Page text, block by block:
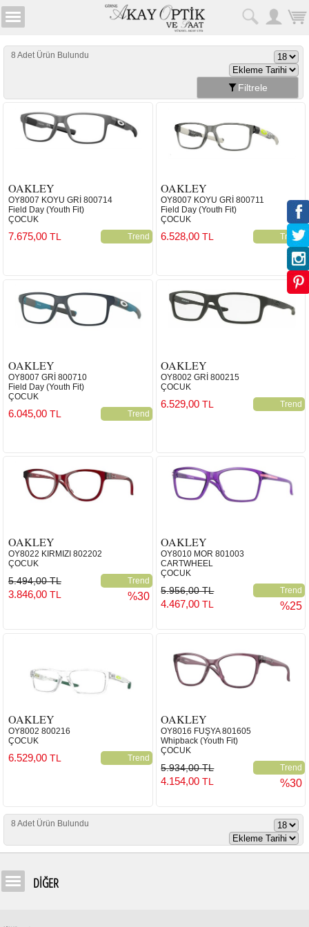
8 Adet Ürün Bulundu
Filtrele
OAKLEY
OY8007 KOYU GRİ 800714
Field Day (Youth Fit)
ÇOCUK
Trend
7.675,00 TL
OAKLEY
OY8007 KOYU GRİ 800711
Field Day (Youth Fit)
ÇOCUK
Trend
6.528,00TL
OAKLEY
OY8007 GRİ 800710
Field Day (Youth Fit)
ÇOCUK
Trend
6.045,00 TL
OAKLEY
OY8002 GRİ 800215
ÇOCUK
Trend
6.529,00TL
OAKLEY
OY8022 KIRMIZI 802202
ÇOCUK
5.494,00 TL Trend
3.846,00 TL %30
OAKLEY
OY8010 MOR 801003
CARTWHEEL
ÇOCUK
5.956,00 TL Trend
4.467,00TL %25
OAKLEY
OY8002 800216
ÇOCUK
Trend
6.529,00 TL
OAKLEY
OY8016 FUŞYA 801605
Whipback (Youth Fit)
ÇOCUK
5.934,00 TL Trend
4.154,00TL %30
8 Adet Ürün Bulundu
DİĞER